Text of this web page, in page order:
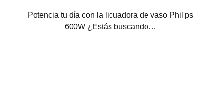
Potencia tu día con la licuadora de vaso Philips
600W ¿Estás buscando…